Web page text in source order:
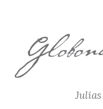
Inhalt